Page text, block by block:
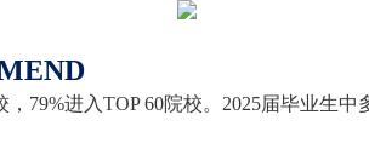
，79%进入TOP 60院校。2025届毕业生